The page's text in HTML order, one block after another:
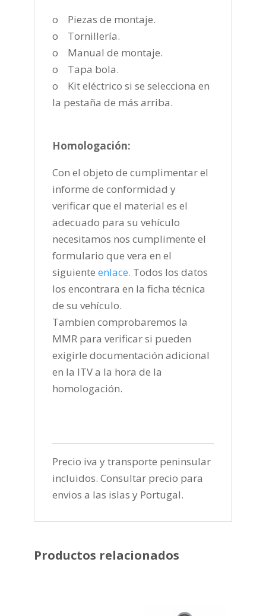
o Piezas de montaje.
o Tornillería.
o Manual de montaje.
o Tapa bola.
o Kit eléctrico si se selecciona en
la pestaña de más arriba.
Homologación:
Con el objeto de cumplimentar el
informe de conformidad y
verificar que el material es el
adecuado para su vehículo
necesitamos nos cumplimente el
formulario que vera en el
siguiente enlace. Todos los datos
los encontrara en la ficha técnica
de su vehículo.
Tambien comprobaremos la
MMR para verificar si pueden
exigirle documentación adicional
en la ITV a la hora de la
homologación.
Precio iva y transporte peninsular
incluidos. Consultar precio para
envios a las islas y Portugal.
Productos relacionados